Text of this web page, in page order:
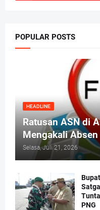
POPULAR POSTS
HEADLINE
Ratusan ASN di
Mengakali Absen
Selasa, Juli 21, 2026
PNG